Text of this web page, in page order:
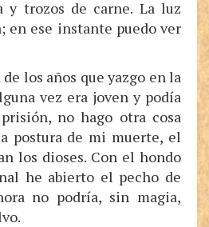
y trozos de carne. La luz
en ese instante puedo ver
los años que yazgo en la
vez era joven y podía
no hago otra cosa
postura de mi muerte, el
los dioses. Con el hondo
he abierto el pecho de
no podría, sin magia,